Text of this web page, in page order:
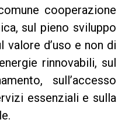
cooperazione
sul pieno sviluppo
valore d’uso e non di
rinnovabili, sul
sull’accesso
essenziali e sulla